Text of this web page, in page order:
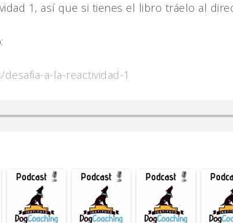
1, así que si tienes el libro tráelo al
a-la-reactividad-1